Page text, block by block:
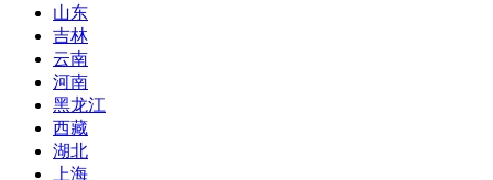
山东
吉林
云南
河南
黑龙江
西藏
湖北
上海